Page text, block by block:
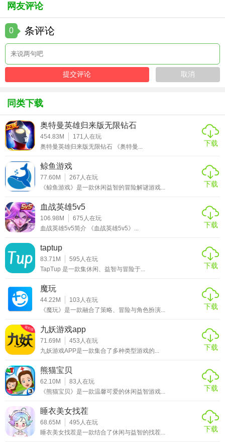
戏，更是一次关于勇气、智慧与探索的旅程。无论是画面表
一试。
网友评论
0 条评论
同类下载
奥特曼英雄归来版无限钻石
454.83M 171 人在玩
奥特曼英雄归来版无限钻石 《奥特曼...
下载
鲸鱼游戏
77.60M 267 人在玩
《鲸鱼游戏》是一款休闲益智的冒险解谜游戏...
下载
血战英雄5v5
106.98M 675 人在玩
血战英雄5v5简介 《血战英雄5v5》...
下载
taptup
83.71M 595 人在玩
TapTup 是一款集休闲、益智与冒险于...
下载
魔玩
44.22M 103 人在玩
《魔玩》是一款融合了策略、冒险与角色扮演...
下载
九妖游戏app
71.69M 453 人在玩
九妖游戏APP是一款集合了多种类型游戏的...
下载
熊猫宝贝
62.10M 83 人在玩
《熊猫宝贝》是一款温馨可爱的休闲益智游戏...
下载
睡衣美女找茬
68.65M 495 人在玩
睡衣美女找茬是一款结合了休闲与益智的找茬...
下载